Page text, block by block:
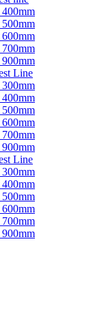
Line
Line